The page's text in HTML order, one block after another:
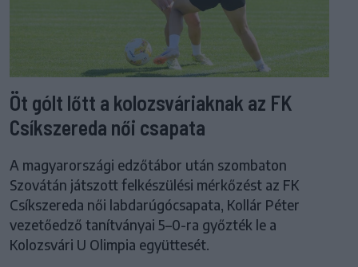
Öt gólt lőtt a kolozsváriaknak az FK
Csíkszereda női csapata
A magyarországi edzőtábor után szombaton
Szovátán játszott felkészülési mérkőzést az FK
Csíkszereda női labdarúgócsapata, Kollár Péter
vezetőedző tanítványai 5–0-ra győzték le a
Kolozsvári U Olimpia együttesét.